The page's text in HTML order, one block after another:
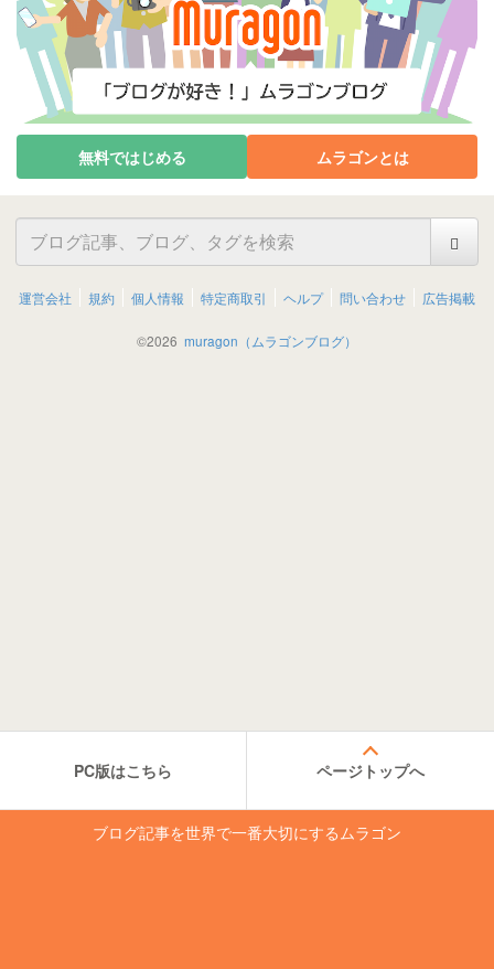
無料ではじめる ムラゴンとは
運営会社 規約 個人情報 特定商取引 ヘルプ 問い合わせ 広告掲載
©2026 muragon（ムラゴンブログ）
PC版はこちら ページトップへ
ブログ記事を世界で一番大切にするムラゴン